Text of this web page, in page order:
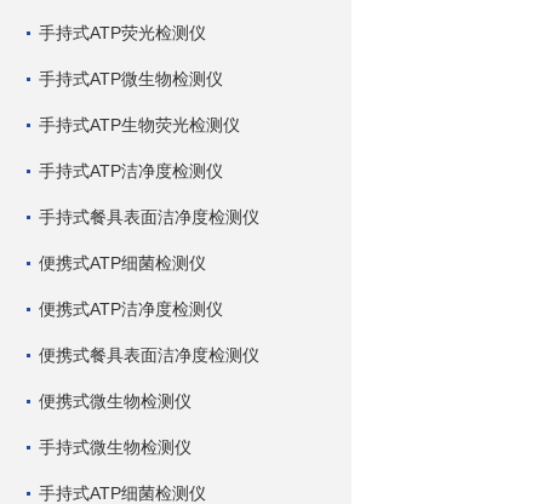
手持式ATP荧光检测仪
手持式ATP微生物检测仪
手持式ATP生物荧光检测仪
手持式ATP洁净度检测仪
手持式餐具表面洁净度检测仪
便携式ATP细菌检测仪
便携式ATP洁净度检测仪
便携式餐具表面洁净度检测仪
便携式微生物检测仪
手持式微生物检测仪
手持式ATP细菌检测仪